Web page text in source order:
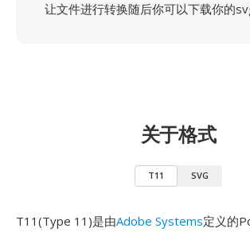
让文件进行转换随后你可以下载你的
关于格式
T11 SVG
T11(Type 11)是由Adobe Systems定义的